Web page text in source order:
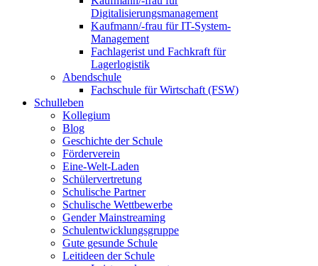
Digitalisierungsmanagement
Kaufmann/-frau für IT-System-
Management
Fachlagerist und Fachkraft für
Lagerlogistik
Abendschule
Fachschule für Wirtschaft (FSW)
Schulleben
Kollegium
Blog
Geschichte der Schule
Förderverein
Eine-Welt-Laden
Schülervertretung
Schulische Partner
Schulische Wettbewerbe
Gender Mainstreaming
Schulentwicklungsgruppe
Gute gesunde Schule
Leitideen der Schule